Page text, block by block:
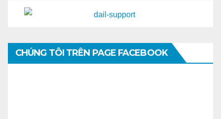
CHÚNG TÔI TRÊN PAGE FACEBOOK